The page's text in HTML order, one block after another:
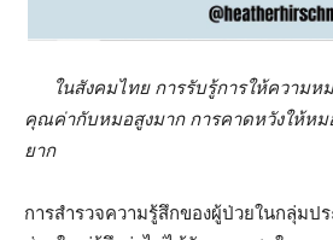
ในสังคมไทย การรับรู้การให้ความห
คุณค่ากับหมอสูงมาก การคาดหวังให้หม
ยาก
การสำรวจความรู้สึกของผู้ป่วยในกลุ่มปร